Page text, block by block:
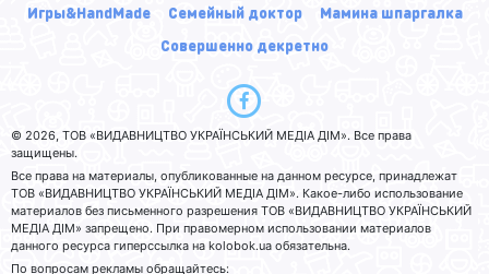
Игры&HandMade
Семейный доктор
Мамина шпаргалка
Совершенно декретно
© 2026, ТОВ «ВИДАВНИЦТВО УКРАЇНСЬКИЙ МЕДІА ДІМ». Все права
защищены.
Все права на материалы, опубликованные на данном ресурсе, принадлежат
ТОВ «ВИДАВНИЦТВО УКРАЇНСЬКИЙ МЕДІА ДІМ». Какое-либо использование
материалов без письменного разрешения ТОВ «ВИДАВНИЦТВО УКРАЇНСЬКИЙ
МЕДІА ДІМ» запрещено. При правомерном использовании материалов
данного ресурса гиперссылка на kolobok.ua обязательна.
По вопросам рекламы обращайтесь: